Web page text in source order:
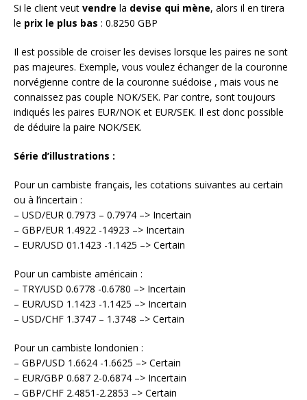
Si le client veut vendre la devise qui mène, alors il en tirera
le prix le plus bas : 0.8250 GBP
Il est possible de croiser les devises lorsque les paires ne sont
pas majeures. Exemple, vous voulez échanger de la couronne
norvégienne contre de la couronne suédoise , mais vous ne
connaissez pas couple NOK/SEK. Par contre, sont toujours
indiqués les paires EUR/NOK et EUR/SEK. Il est donc possible
de déduire la paire NOK/SEK.
Série d’illustrations :
Pour un cambiste français, les cotations suivantes au certain
ou à l’incertain :
– USD/EUR 0.7973 – 0.7974 –> Incertain
– GBP/EUR 1.4922 -14923 –> Incertain
– EUR/USD 01.1423 -1.1425 –> Certain
Pour un cambiste américain :
– TRY/USD 0.6778 -0.6780 –> Incertain
– EUR/USD 1.1423 -1.1425 –> Incertain
– USD/CHF 1.3747 – 1.3748 –> Certain
Pour un cambiste londonien :
– GBP/USD 1.6624 -1.6625 –> Certain
– EUR/GBP 0.687 2-0.6874 –> Incertain
– GBP/CHF 2.4851-2.2853 –> Certain